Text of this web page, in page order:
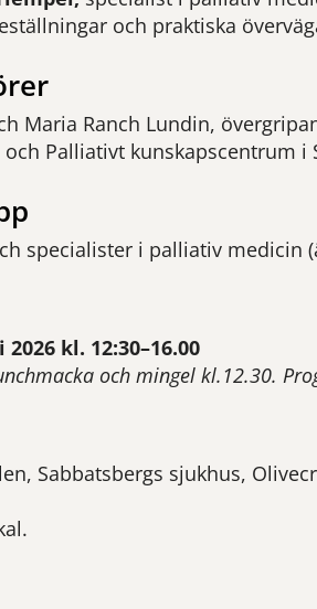
och praktiska
Maria Ranch Lundin,
Palliativt kunskapscentrum i
specialister i palliativ medicin
kl. 12:30–16.00
och mingel kl.12.30.
Sabbatsbergs sjukhus,